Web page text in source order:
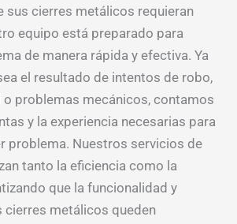
sus cierres metálicos requieran
equipo está preparado para
de manera rápida y efectiva. Ya
el resultado de intentos de robo,
problemas mecánicos, contamos
y la experiencia necesarias para
problema. Nuestros servicios de
tanto la eficiencia como la
que la funcionalidad y
cierres metálicos queden